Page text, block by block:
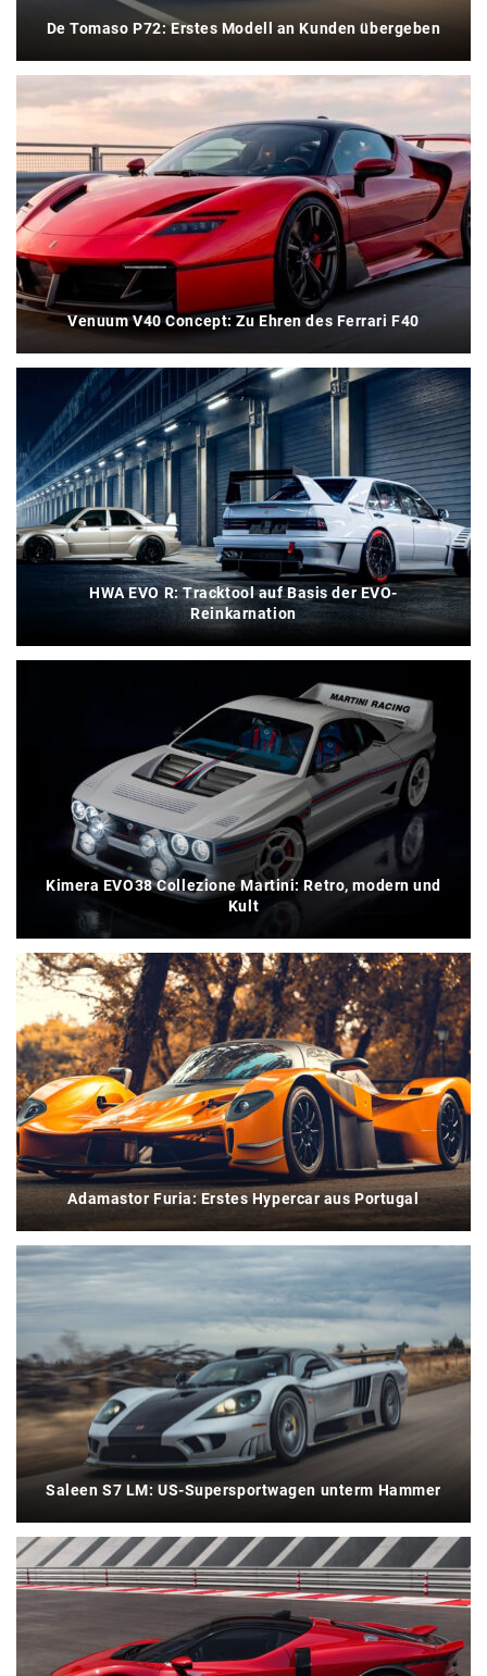
De Tomaso P72: Erstes Modell an Kunden übergeben
Venuum V40 Concept: Zu Ehren des Ferrari F40
HWA EVO R: Tracktool auf Basis der EVO-
Reinkarnation
Kimera EVO38 Collezione Martini: Retro, modern und
Kult
Adamastor Furia: Erstes Hypercar aus Portugal
Saleen S7 LM: US-Supersportwagen unterm Hammer